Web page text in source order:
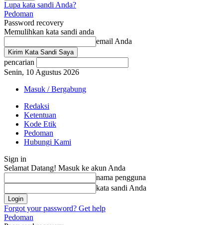
Lupa kata sandi Anda?
Pedoman
Password recovery
Memulihkan kata sandi anda
email Anda
pencarian
Senin, 10 Agustus 2026
Masuk / Bergabung
Redaksi
Ketentuan
Kode Etik
Pedoman
Hubungi Kami
Sign in
Selamat Datang! Masuk ke akun Anda
nama pengguna
kata sandi Anda
Forgot your password? Get help
Pedoman